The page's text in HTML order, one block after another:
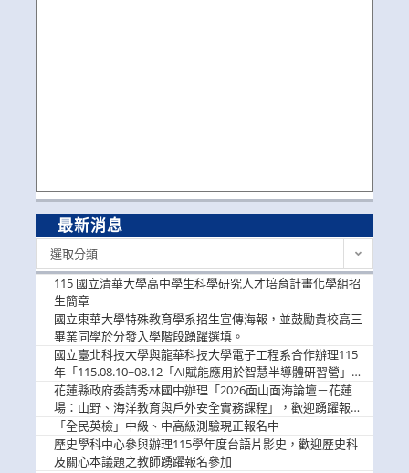
最新消息
選取分類
115 國立清華大學高中學生科學研究人才培育計畫化學組招
生簡章
國立東華大學特殊教育學系招生宣傳海報，並鼓勵貴校高三
畢業同學於分發入學階段踴躍選填。
國立臺北科技大學與龍華科技大學電子工程系合作辦理115
年「115.08.10~08.12「AI賦能應用於智慧半導體研習營」，
歡迎學生踴躍報名參加
花蓮縣政府委請秀林國中辦理「2026面山面海論壇－花蓮
場：山野、海洋教育與戶外安全實務課程」，歡迎踴躍報名
參加
「全民英檢」中級、中高級測驗現正報名中
歷史學科中心參與辦理115學年度台語片影史，歡迎歷史科
及關心本議題之教師踴躍報名參加